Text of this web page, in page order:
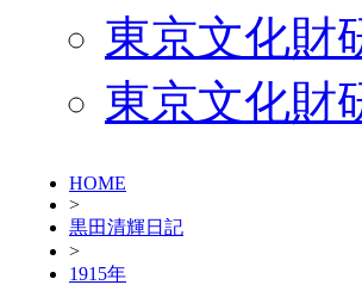
東京文化財
東京文化財
HOME
>
黒田清輝日記
>
1915年